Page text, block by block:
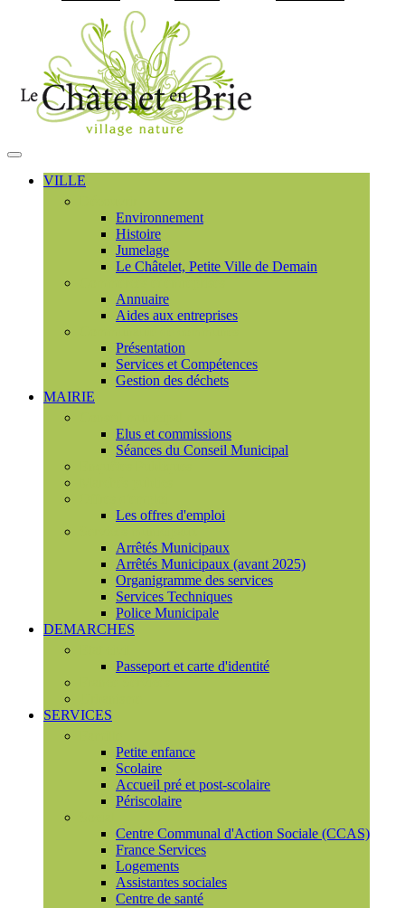
MENU
PRINCIPAL
VILLE
Environnement
Histoire
Jumelage
Le Châtelet, Petite Ville de Demain
Annuaire
Aides aux entreprises
Présentation
Services et Compétences
Gestion des déchets
MAIRIE
Elus et commissions
Séances du Conseil Municipal
Les offres d'emploi
Arrêtés Municipaux
Arrêtés Municipaux (avant 2025)
Organigramme des services
Services Techniques
Police Municipale
DEMARCHES
Passeport et carte d'identité
SERVICES
Petite enfance
Scolaire
Accueil pré et post-scolaire
Périscolaire
Centre Communal d'Action Sociale (CCAS)
France Services
Logements
Assistantes sociales
Centre de santé